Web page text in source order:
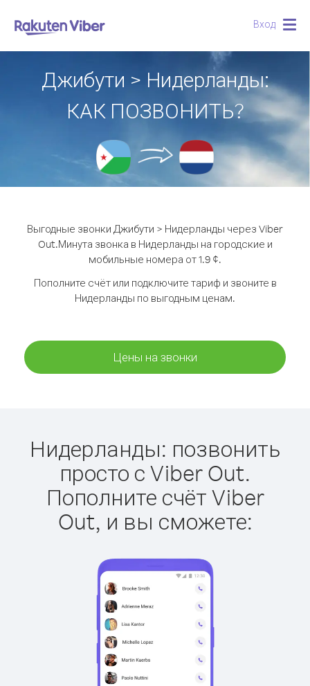
Вход
Джибути > Нидерланды:
КАК ПОЗВОНИТЬ?
Выгодные звонки Джибути > Нидерланды через Viber
Out.Минута звонка в Нидерланды на городские и
мобильные номера от 1.9 ¢.
Пополните счёт или подключите тариф и звоните в
Нидерланды по выгодным ценам.
Цены на звонки
Нидерланды: позвонить
просто с Viber Out.
Пополните счёт Viber
Out, и вы сможете: